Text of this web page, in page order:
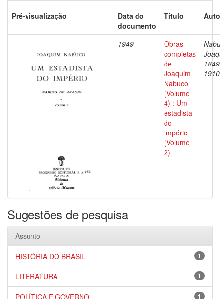
Pré-visualização
Data do
documento
Título
1949
Obras
completas
de
Joaquim
Nabuco
(Volume
4) : Um
estadista
do
Império
(Volume
2)
1910
Sugestões de pesquisa
Assunto
1
HISTÓRIA DO BRASIL
1
LITERATURA
1
POLÍTICA E GOVERNO